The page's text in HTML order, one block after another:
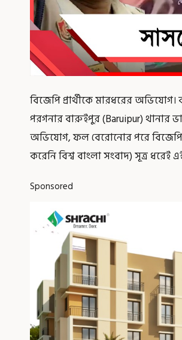
বিজেপি প্রার্থীকে মারধরের
পরগনার বারুইপুর (Baruipur) থানার
অভিযোগ, ফল বেরোনোর পরে বিজেপি
করেনি বিশ্ব বাংলা সংবাদ) সূত্র ধরেই
Sponsored